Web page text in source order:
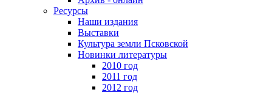
Ресурсы
Наши издания
Выставки
Культура земли Псковской
Новинки литературы
2010 год
2011 год
2012 год